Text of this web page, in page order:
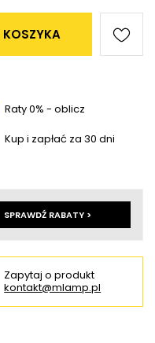
KOSZYKA
Raty 0% - oblicz
Kup i zapłać za 30 dni
SPRAWDŹ RABATY >
Zapytaj o produkt
kontakt@mlamp.pl